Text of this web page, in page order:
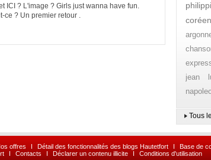
ICI ? L'image ? Girls just wanna have fun.
ce ? Un premier retour .
coréen
jean
Tous
offres I Détail des fonctionnalités des blogs Hautetfort I
Base de
I Contacts I Déclarer un contenu illicite I Conditions d'utilisation